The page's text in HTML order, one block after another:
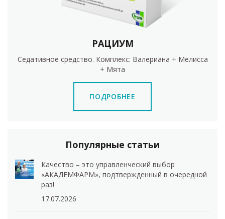
РАЦИУМ
Седативное средство. Комплекс: Валериана + Мелисса
+ Мята
ПОДРОБНЕЕ
Популярные статьи
Качество – это управленческий выбор
«АКАДЕМФАРМ», подтвержденный в очередной
раз!
17.07.2026